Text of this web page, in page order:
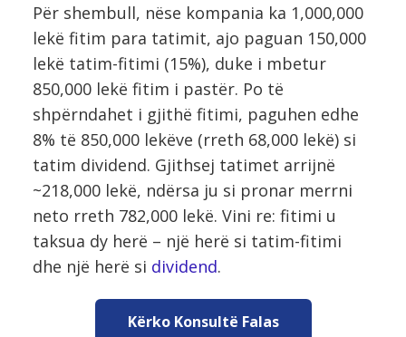
Për shembull, nëse kompania ka 1,000,000
lekë fitim para tatimit, ajo paguan 150,000
lekë tatim-fitimi (15%), duke i mbetur
850,000 lekë fitim i pastër. Po të
shpërndahet i gjithë fitimi, paguhen edhe
8% të 850,000 lekëve (rreth 68,000 lekë) si
tatim dividend. Gjithsej tatimet arrijnë
~218,000 lekë, ndërsa ju si pronar merrni
neto rreth 782,000 lekë. Vini re: fitimi u
taksua dy herë – një herë si tatim-fitimi
dhe një herë si dividend.
Kërko Konsultë Falas